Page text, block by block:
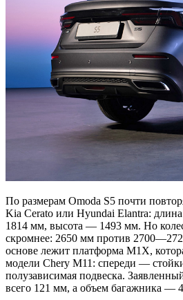
По размерам Omoda S5 почти
Kia Cerato или Hyundai Elantra:
1814 мм, высота — 1493 мм. Но
скромнее: 2650 мм против
основе лежит платформа M1X,
модели Chery M11: спереди —
полузависимая подвеска.
всего 121 мм, а объем багажника —